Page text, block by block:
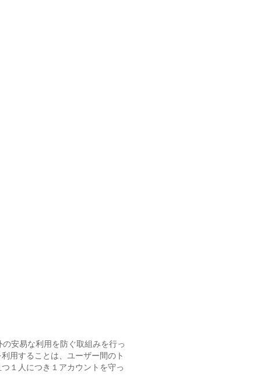
安易な利用を防ぐ取組みを行っ
用することは、ユーザー間のト
１人につき１アカウントを守っ